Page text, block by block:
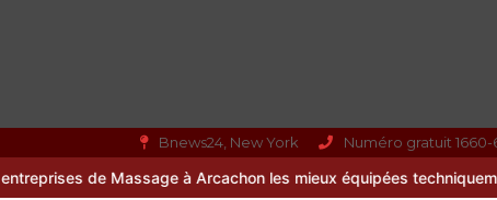
Bnews24, New York Numéro gratuit 1660-
à Arcachon les mieux équipées techniquement ? Paysagiste